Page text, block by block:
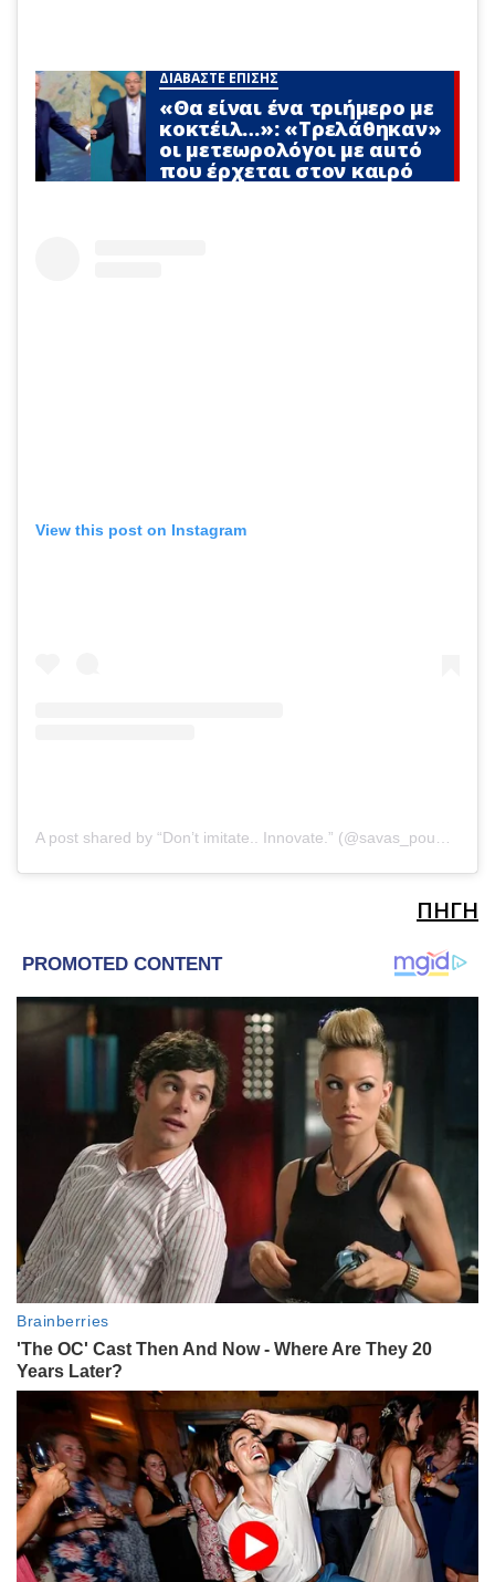
ΔΙΑΒΑΣΤΕ ΕΠΙΣΗΣ
«Θα είναι ένα τριήμερο με
κοκτέιλ…»: «Τρελάθηκαν»
οι μετεωρολόγοι με αuτό
που έρχεται στον καιρό
View this post on Instagram
A post shared by “Don’t imitate.. Innovate.” (@savas_poumpouras)
ΠΗΓΗ